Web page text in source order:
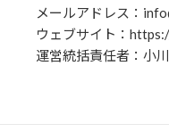
メールアドレス：
ウェブサイト：
運営統括責任者：小